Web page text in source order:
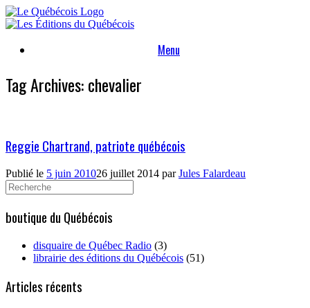
Skip
to
Menu
Tag Archives:chevalier
Reggie Chartrand, patriote québécois
Publié le 5 juin 201026 juillet 2014 parJules Falardeau
Search
for:
boutique du Québécois
disquaire de Québec Radio (3)
librairie des éditions du Québécois (51)
Articles récents